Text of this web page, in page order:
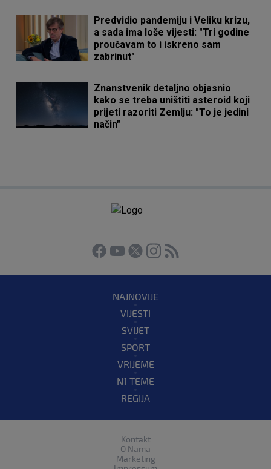
Predvidio pandemiju i Veliku krizu,
a sada ima loše vijesti: "Tri godine
proučavam to i iskreno sam
zabrinut"
Znanstvenik detaljno objasnio
kako se treba uništiti asteroid koji
prijeti razoriti Zemlju: "To je jedini
način"
NAJNOVIJE
VIJESTI
SVIJET
SPORT
VRIJEME
N1 TEME
REGIJA
Kontakt
O Nama
Marketing